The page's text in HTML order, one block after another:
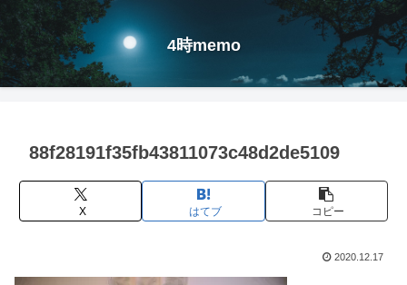
4時memo
88f28191f35fb43811073c48d2de5109
X はてブ コピー
2020.12.17